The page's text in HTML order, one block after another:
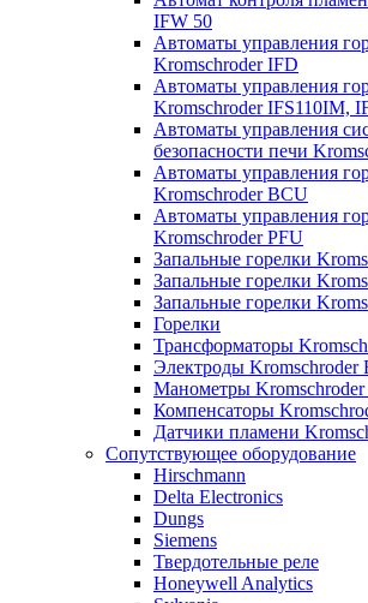
IFW 50
Автоматы управления
Kromschroder IFD
Автоматы управления
Kromschroder IFS110IM,
Автоматы управления
безопасности печи
Автоматы управления
Kromschroder BCU
Автоматы управления
Kromschroder PFU
Запальные горелки
Запальные горелки
Запальные горелки
Горелки
Трансформаторы
Электроды Kromschroder
Манометры
Компенсаторы
Датчики пламени
Сопутствующее оборудование
Hirschmann
Delta Electronics
Dungs
Siemens
Твердотельные реле
Honeywell Analytics